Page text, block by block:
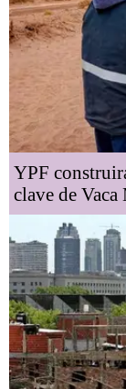
YPF
clave de Vaca